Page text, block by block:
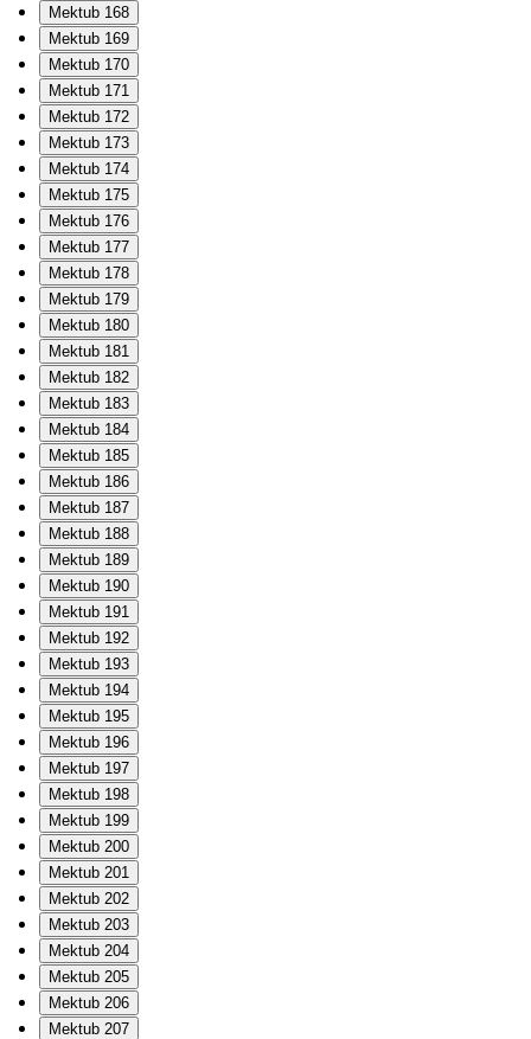
Mektub 168
Mektub 169
Mektub 170
Mektub 171
Mektub 172
Mektub 173
Mektub 174
Mektub 175
Mektub 176
Mektub 177
Mektub 178
Mektub 179
Mektub 180
Mektub 181
Mektub 182
Mektub 183
Mektub 184
Mektub 185
Mektub 186
Mektub 187
Mektub 188
Mektub 189
Mektub 190
Mektub 191
Mektub 192
Mektub 193
Mektub 194
Mektub 195
Mektub 196
Mektub 197
Mektub 198
Mektub 199
Mektub 200
Mektub 201
Mektub 202
Mektub 203
Mektub 204
Mektub 205
Mektub 206
Mektub 207